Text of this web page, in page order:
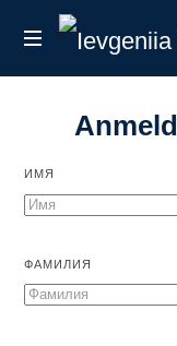
Ievgeniia
ИМЯ
ФАМИЛИЯ